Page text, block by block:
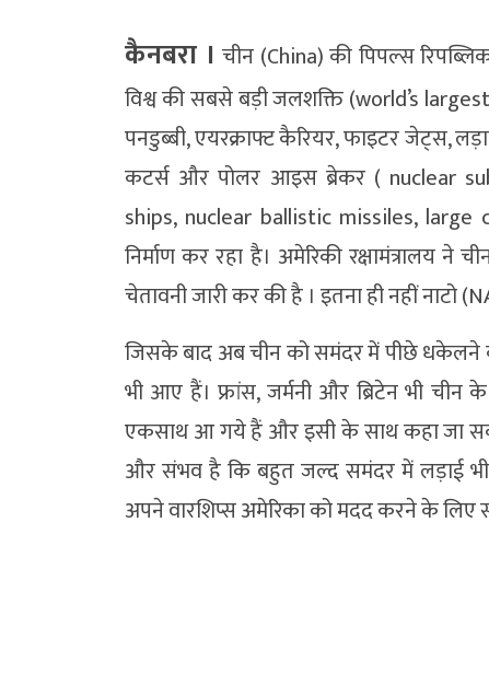
कैनबरा । चीन (China) की पिपल्स
विश्व की सबसे बड़ी जलशक्ति (world’s
पनडुब्बी, एयरक्राफ्ट कैरियर, फाइटर जेट्स,
कटर्स और पोलर आइस ब्रेकर ( nuclear
ships, nuclear ballistic missiles,
निर्माण कर रहा है। अमेरिकी रक्षामंत्रालय ने
चेतावनी जारी कर की है । इतना ही नहीं नाटो
जिसके बाद अब चीन को समंदर में पीछे धकेलने
भी आए हैं। फ्रांस, जर्मनी और ब्रिटेन भी
एकसाथ आ गये हैं और इसी के साथ कहा जा
और संभव है कि बहुत जल्द समंदर में लड़ाई भी
अपने वारशिप्स अमेरिका को मदद करने के लिए